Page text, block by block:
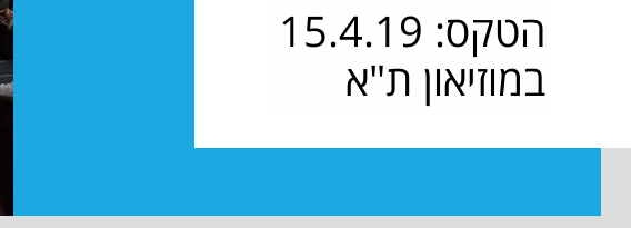
הטקס: 15.4.19
במוזיאון ת"א